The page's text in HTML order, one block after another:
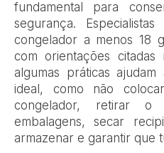
fundamental para
segurança.
congelador a menos 18
com orientações
algumas práticas
ideal, como não
congelador, retirar
embalagens, secar
armazenar e garantir que